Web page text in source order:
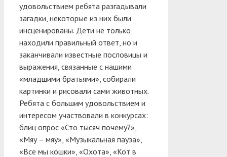
удовольствием ребята разгадывали
загадки, некоторые из них были
инсценированы. Дети не только
находили правильный ответ, но и
заканчивали известные пословицы и
выражения, связанные с нашими
«младшими братьями», собирали
картинки и рисовали сами животных.
Ребята с большим удовольствием и
интересом участвовали в конкурсах:
блиц опрос «Сто тысяч почему?»,
«Мяу – мяу», «Музыкальная пауза»,
«Все мы кошки», «Охота», «Кот в